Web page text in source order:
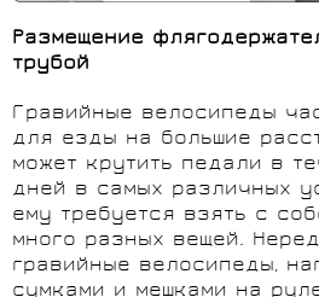
Размещение
трубой
Гравийные велосипеды
для езды на большие
может крутить педали в
дней в самых различных
ему требуется взять с
много разных вещей.
гравийные велосипеды,
сумками и мешками на